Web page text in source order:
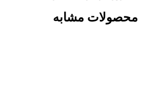
محصولات مشابه